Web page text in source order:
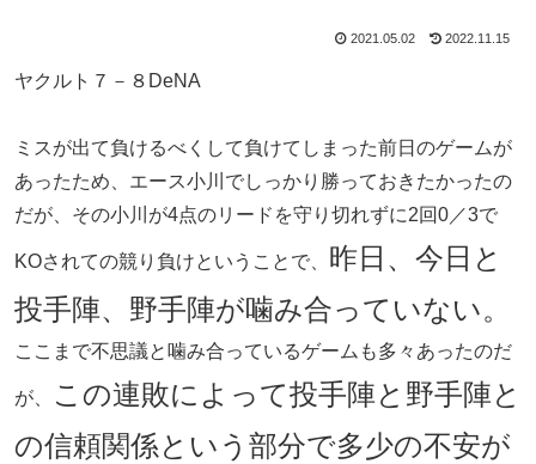
2021.05.02 2022.11.15
ヤクルト７－８DeNA
ミスが出て負けるべくして負けてしまった前日のゲームが
あったため、エース小川でしっかり勝っておきたかったの
だが、その小川が4点のリードを守り切れずに2回0／3で
KOされての競り負けということで、 昨日、今日と
投手陣、野手陣が噛み合っていない。
ここまで不思議と噛み合っているゲームも多々あったのだ
が、
この連敗によって投手陣と野手陣と
の信頼関係という部分で多少の不安が